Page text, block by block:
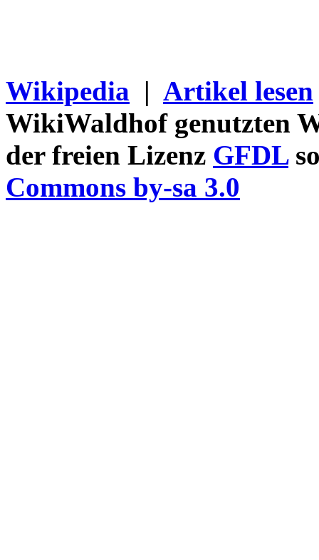
Wikipedia | Artikel lesen
WikiWaldhof genutzten
der freien Lizenz GFDL
Commons by-sa 3.0